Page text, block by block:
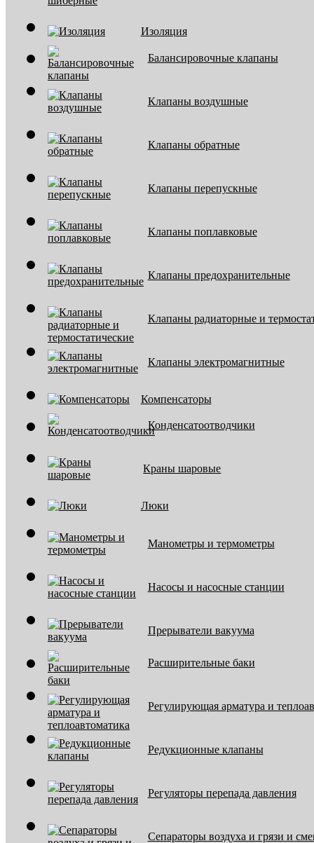
Изоляция
Балансировочные клапаны
Клапаны воздушные
Клапаны обратные
Клапаны перепускные
Клапаны поплавковые
Клапаны предохранительные
Клапаны радиаторные и
Клапаны электромагнитные
Компенсаторы
Конденсатоотводчики
Краны шаровые
Люки
Манометры и термометры
Насосы и насосные станции
Прерыватели вакуума
Расширительные баки
Регулирующая арматура и
Редукционные клапаны
Регуляторы перепада давления
Сепараторы воздуха и грязи и